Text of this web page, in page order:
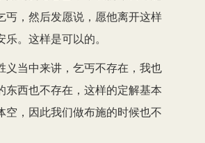
丐，然后发愿说，愿他离开这样
。这样是可以的。
义当中来讲，乞丐不存在，我也
东西也不存在，这样的定解基本
空，因此我们做布施的时候也不